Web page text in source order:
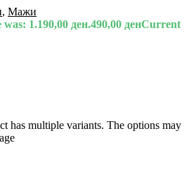
, Мажи
1.190,00 ден.490,00 денCurrent
has multiple variants. The options may